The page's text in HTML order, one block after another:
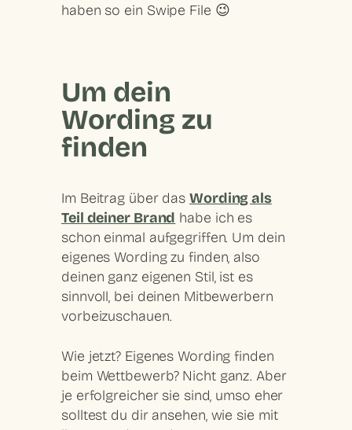
haben so ein Swipe File 😉
Um dein
Wording zu
finden
Im Beitrag über das Wording als
Teil deiner Brand habe ich es
schon einmal aufgegriffen. Um dein
eigenes Wording zu finden, also
deinen ganz eigenen Stil, ist es
sinnvoll, bei deinen Mitbewerbern
vorbeizuschauen.
Wie jetzt? Eigenes Wording finden
beim Wettbewerb? Nicht ganz. Aber
je erfolgreicher sie sind, umso eher
solltest du dir ansehen, wie sie mit